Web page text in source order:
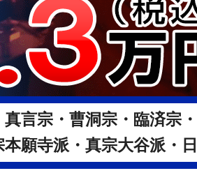
言宗・曹洞宗・臨済宗
本願寺派・真宗大谷派・